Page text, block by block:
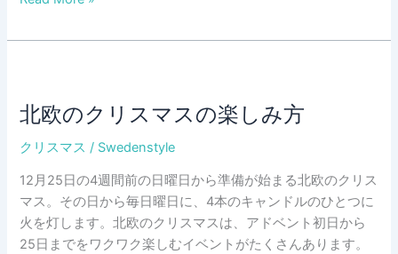
メ
パ
ィ
な
家
（ス
北欧のクリスマスの楽しみ方
クリスマス / Swedenstyle
12月25日の4週間前の日曜日から準備が始まる北欧のクリス
マス。その日から毎日曜日に、4本のキャンドルのひとつに
火を灯します。北欧のクリスマスは、アドベント初日から
25日までをワクワク楽しむイベントがたくさんあります。